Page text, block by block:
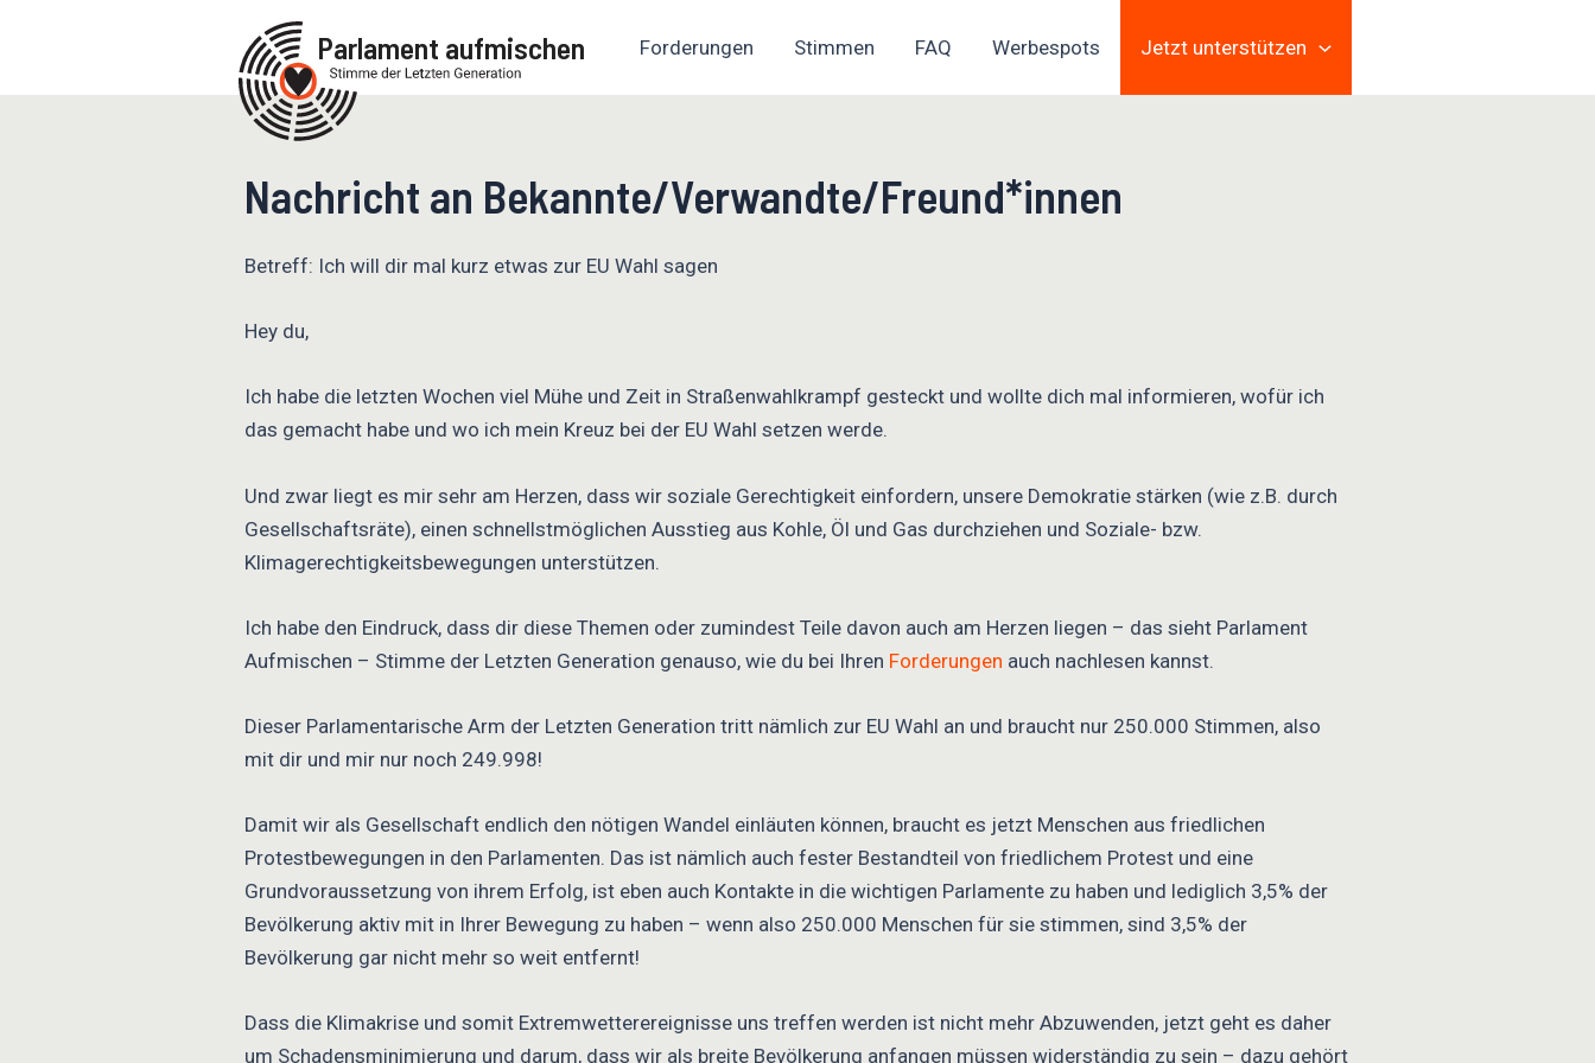
Parlament aufmischen Forderungen Stimmen FAQ Werbespots Jetzt unterstützen
Nachricht an Bekannte/Verwandte/Freund*innen
Betreff: Ich will dir mal kurz etwas zur EU Wahl sagen
Hey du,
Ich habe die letzten Wochen viel Mühe und Zeit in Straßenwahlkrampf gesteckt und wollte dich mal informieren, wofür ich
das gemacht habe und wo ich mein Kreuz bei der EU Wahl setzen werde.
Und zwar liegt es mir sehr am Herzen, dass wir soziale Gerechtigkeit einfordern, unsere Demokratie stärken (wie z.B. durch
Gesellschaftsräte), einen schnellstmöglichen Ausstieg aus Kohle, Öl und Gas durchziehen und Soziale- bzw.
Klimagerechtigkeitsbewegungen unterstützen.
Ich habe den Eindruck, dass dir diese Themen oder zumindest Teile davon auch am Herzen liegen – das sieht Parlament
Aufmischen – Stimme der Letzten Generation genauso, wie du bei Ihren Forderungen auch nachlesen kannst.
Dieser Parlamentarische Arm der Letzten Generation tritt nämlich zur EU Wahl an und braucht nur 250.000 Stimmen, also
mit dir und mir nur noch 249.998!
Damit wir als Gesellschaft endlich den nötigen Wandel einläuten können, braucht es jetzt Menschen aus friedlichen
Protestbewegungen in den Parlamenten. Das ist nämlich auch fester Bestandteil von friedlichem Protest und eine
Grundvoraussetzung von ihrem Erfolg, ist eben auch Kontakte in die wichtigen Parlamente zu haben und lediglich 3,5% der
Bevölkerung aktiv mit in Ihrer Bewegung zu haben – wenn also 250.000 Menschen für sie stimmen, sind 3,5% der
Bevölkerung gar nicht mehr so weit entfernt!
Dass die Klimakrise und somit Extremwetterereignisse uns treffen werden ist nicht mehr Abzuwenden, jetzt geht es daher
um Schadensminimierung und darum, dass wir als breite Bevölkerung anfangen müssen widerständig zu sein – dazu gehört